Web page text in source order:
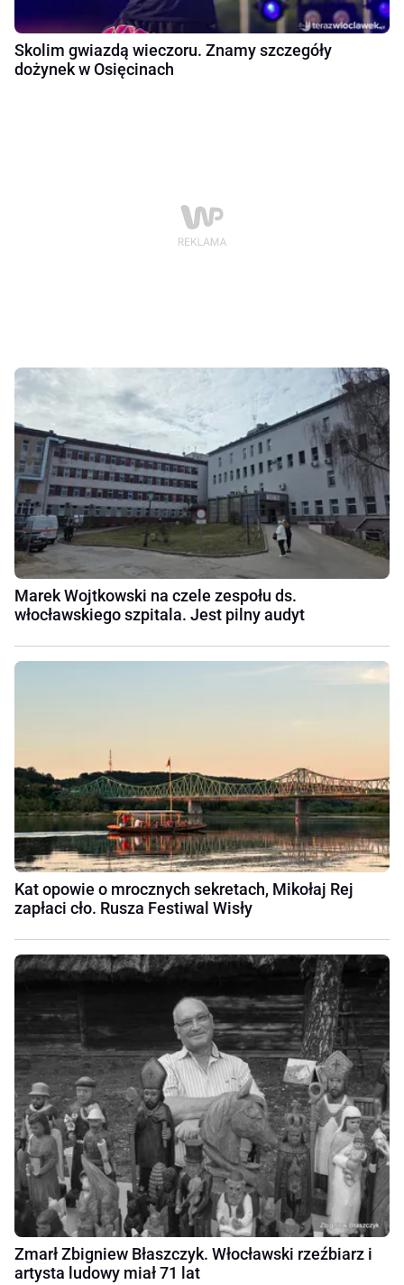
Skolim gwiazdą wieczoru. Znamy szczegóły
dożynek w Osięcinach
Marek Wojtkowski na czele zespołu ds.
włocławskiego szpitala. Jest pilny audyt
Kat opowie o mrocznych sekretach, Mikołaj Rej
zapłaci cło. Rusza Festiwal Wisły
Zmarł Zbigniew Błaszczyk. Włocławski rzeźbiarz i
artysta ludowy miał 71 lat